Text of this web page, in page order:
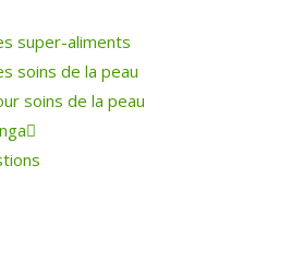
super-aliments
soins de la peau
soins de la peau